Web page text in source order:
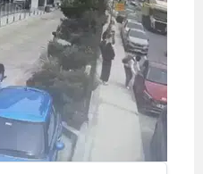
Bingöl
Bitlis
Bolu
Burdur
Bursa